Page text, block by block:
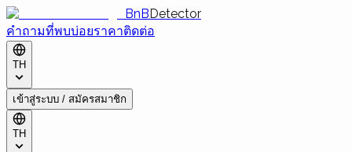
BnBDetector
คำถามที่พบบ่อยราคาติดต่อ
TH
เข้าสู่ระบบ / สมัครสมาชิก
TH